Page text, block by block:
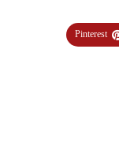
Pinterest